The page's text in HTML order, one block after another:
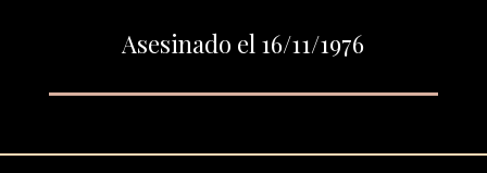
Asesinado el 16/11/1976